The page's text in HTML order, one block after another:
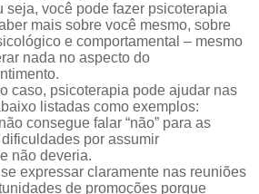
seja, você pode fazer psicoterapia
mais sobre você mesmo, sobre
e comportamental – mesmo
nada no aspecto do
caso, psicoterapia pode ajudar nas
listadas como exemplos:
consegue falar “não” para as
ificuldades por assumir
não deveria.
expressar claramente nas reuniões
de promoções porque